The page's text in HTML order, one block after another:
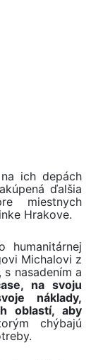
ich depách
ďalšia
miestnych
Hrakove.
humanitárnej
Michalovi z
nasadením a
na svoju
náklady,
oblastí, aby
chýbajú